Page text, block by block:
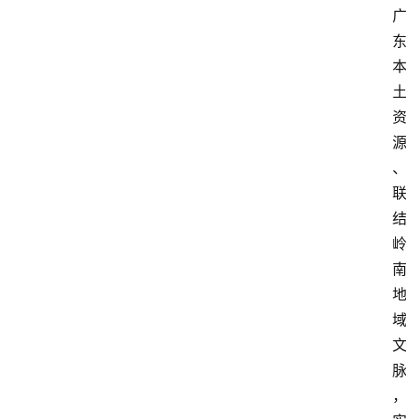
广
东
本
土
资
源
、
联
结
岭
南
地
域
文
脉
，